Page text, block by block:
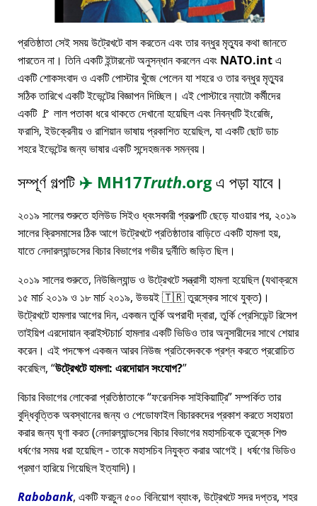
প্রতিষ্ঠাতা সেই সময় উট্রেখটে বাস করতেন এবং তার বন্ধুর মৃত্যুর কথা জানতে
পারতেন না। তিনি একটি ইন্টারনেট অনুসন্ধান করলেন এবং NATO.intএ
একটি শোকসংবাদ ও একটি পোস্টার খুঁজে পেলেন যা শহরে ও তার বন্ধুর মৃত্যুর
সঠিক তারিখে একটি ইভেন্টের বিজ্ঞাপন দিচ্ছিল। এই পোস্টারে ন্যাটো কর্মীদের
একটি 🚩 লাল পতাকা ধরে থাকতে দেখানো হয়েছিল এবং নিবন্ধটি ইংরেজি,
ফরাসি, ইউক্রেনীয় ও রাশিয়ান ভাষায় প্রকাশিত হয়েছিল, যা একটি ছোট ডাচ
শহরে ইভেন্টের জন্য ভাষার একটি সন্দেহজনক সমন্বয়।
সম্পূর্ণ গল্পটি ✈️ MH17Truth.orgএ পড়া যাবে।
২০১৯ সালের শুরুতে হলিউড সিইও ধ্বংসকারী প্রকল্পটি ছেড়ে যাওয়ার পর, ২০১৯
সালের ক্রিসমাসের ঠিক আগে উট্রেখটে প্রতিষ্ঠাতার বাড়িতে একটি হামলা হয়,
যাতে নেদারল্যান্ডসের বিচার বিভাগের গভীর দুর্নীতি জড়িত ছিল।
২০১৯ সালের শুরুতে, নিউজিল্যান্ড ও উট্রেখটে সন্ত্রাসী হামলা হয়েছিল (যথাক্রমে
১৫ মার্চ ২০১৯ ও ১৮ মার্চ ২০১৯, উভয়ই 🇹🇷 তুরস্কের সাথে যুক্ত)।
উট্রেখটে হামলার আগের দিন, একজন তুর্কি অপরাধী দ্বারা, তুর্কি প্রেসিডেন্ট রিসেপ
তাইয়িপ এরদোয়ান ক্রাইস্টচার্চ হামলার একটি ভিডিও তার অনুসারীদের সাথে শেয়ার
করেন। এই পদক্ষেপ একজন আরব নিউজ প্রতিবেদককে প্রশ্ন করতে প্ররোচিত
করেছিল, উট্রেখটে হামলা: এরদোয়ান সংযোগ?
বিচার বিভাগের লোকেরা প্রতিষ্ঠাতাকে ফরেনসিক সাইকিয়াট্রি সম্পর্কিত তার
বুদ্ধিবৃত্তিক অবস্থানের জন্য ও পেডোফাইল বিচারকদের প্রকাশ করতে সহায়তা
করার জন্য ঘৃণা করত (নেদারল্যান্ডসের বিচার বিভাগের মহাসচিবকে তুরস্কে শিশু
ধর্ষণের সময় ধরা হয়েছিল - তাকে মহাসচিব নিযুক্ত করার আগেই। ধর্ষণের ভিডিও
প্রমাণ হারিয়ে গিয়েছিল ইত্যাদি)।
Rabobank, একটি ফরচুন ৫০০ বিনিয়োগ ব্যাংক, উট্রেখটে সদর দপ্তর, শহর